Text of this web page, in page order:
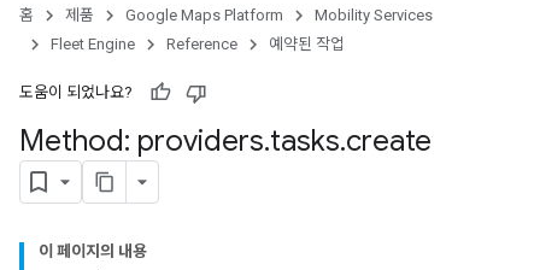
홈 제품 Google Maps Platform
Mobility Services
Fleet Engine
Reference 예약된 작업
도움이 되었나요?
Method: providers.tasks.create
이 페이지의 내용